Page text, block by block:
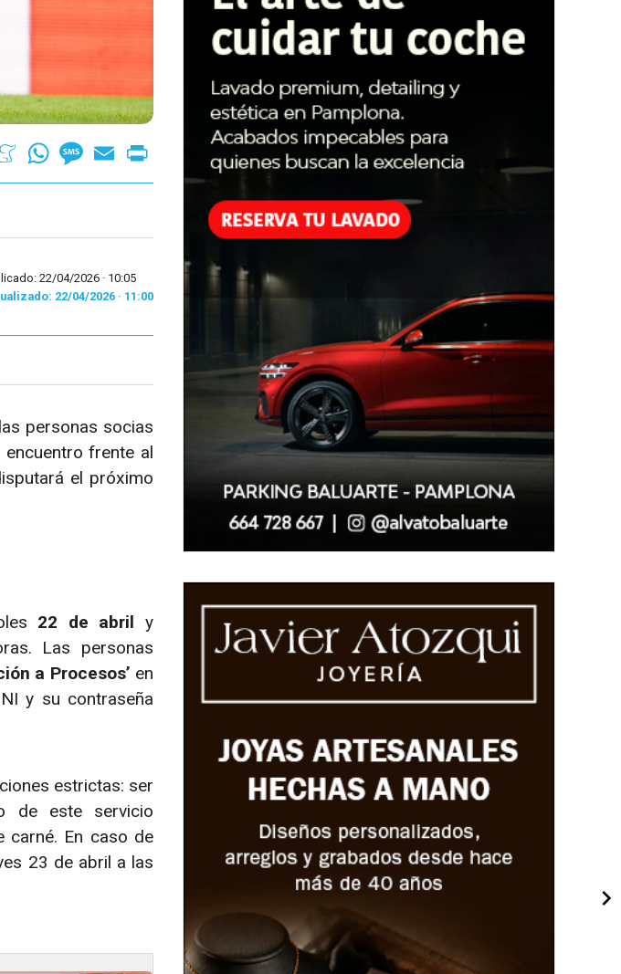
MeneameWhatsAppMessage
Email
22/04/2026 · 10:05
22/04/2026 · 11:00
personas socias
frente al
el próximo
22 de abril y
Las personas
a Procesos’ en
y su contraseña
estrictas: ser
de este servicio
carné. En caso de
23 de abril a las